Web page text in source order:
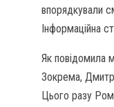
впорядкували
Інформаційна
Як повідомила
Зокрема,
Цього разу